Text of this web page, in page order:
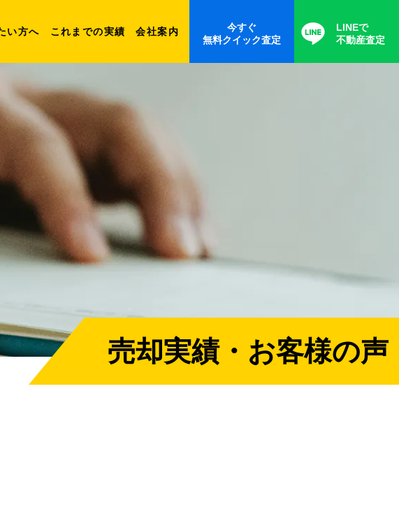
い方へ これまでの実績 会社案内
今すぐ
無料クイック査定
LINEで
不動産査定
売却実績・お客様の声